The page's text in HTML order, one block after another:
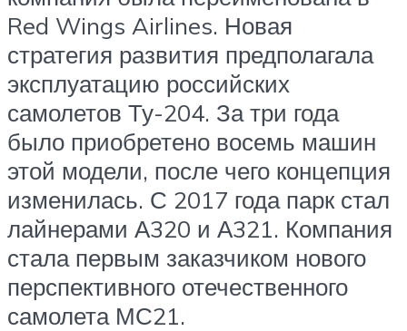
Red Wings Airlines. Новая
стратегия развития предполагала
эксплуатацию российских
самолетов Ту-204. За три года
было приобретено восемь машин
этой модели, после чего концепция
изменилась. С 2017 года парк стал
лайнерами А320 и А321. Компания
стала первым заказчиком нового
перспективного отечественного
самолета МС21.